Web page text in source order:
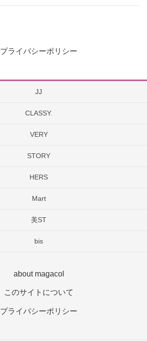
プライバシーポリシー
JJ
CLASSY.
VERY
STORY
HERS
Mart
美ST
bis
about magacol
このサイトについて
プライバシーポリシー